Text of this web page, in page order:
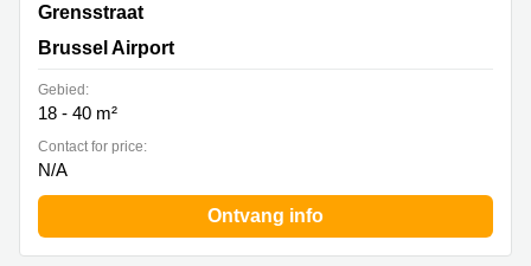
Grensstraat 7, Diegem, Brussel Airport
Grensstraat
Brussel Airport
Gebied:
18 - 40 m²
Contact for price:
N/A
Ontvang info